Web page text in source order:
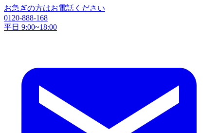
お急ぎの方はお電話ください
0120-888-168
平日 9:00~18:00